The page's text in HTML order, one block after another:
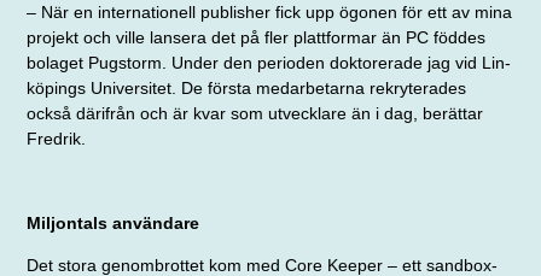
– När en internationell publisher fick upp ögonen för ett av mina
projekt och ville lansera det på fler plattformar än PC föddes
bolaget Pugstorm. Under den perioden doktorerade jag vid Lin­
köpings Universitet. De första med­arbetarna rekryterades
också därifrån och är kvar som utvecklare än i dag, berättar
Fredrik.
Miljontals användare
Det stora genombrottet kom med Core Keeper – ett sandbox-